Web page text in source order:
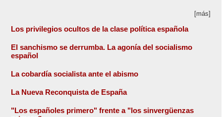
[más]
Los privilegios ocultos de la clase política española
El sanchismo se derrumba. La agonía del socialismo
español
La cobardía socialista ante el abismo
La Nueva Reconquista de España
"Los españoles primero" frente a "los sinvergüenzas